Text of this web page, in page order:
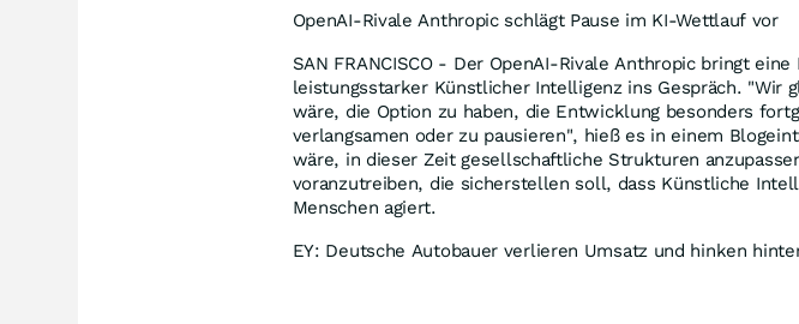
OpenAI-Rivale Anthropic schlägt Pause im KI-Wettlauf vor
SAN FRANCISCO - Der OpenAI-Rivale Anthropic bringt
leistungsstarker Künstlicher Intelligenz ins Gespräch. "Wir
wäre, die Option zu haben, die Entwicklung besonders
verlangsamen oder zu pausieren", hieß es in einem
wäre, in dieser Zeit gesellschaftliche Strukturen
voranzutreiben, die sicherstellen soll, dass Künstliche
Menschen agiert.
EY: Deutsche Autobauer verlieren Umsatz und hinken